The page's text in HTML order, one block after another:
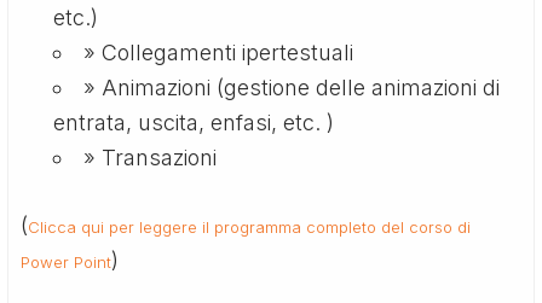
etc.)
» Collegamenti ipertestuali
» Animazioni (gestione delle animazioni di
entrata, uscita, enfasi, etc. )
» Transazioni
(Clicca qui per leggere il programma completo del corso di
Power Point)